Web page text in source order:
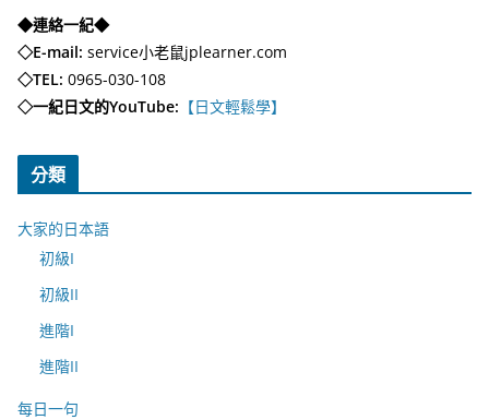
◆連絡一紀◆
◇E-mail: service小老鼠jplearner.com
◇TEL: 0965-030-108
◇一紀日文的YouTube: 【日文輕鬆學】
分類
大家的日本語
初級I
初級II
進階I
進階II
每日一句